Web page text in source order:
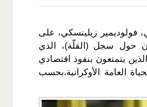
فولوديمير زيلينسكي، على
حول سجل (القلّة)، الذي
يتمتعون بنفوذ اقتصادي
العامة الأوكرانية.بحسب